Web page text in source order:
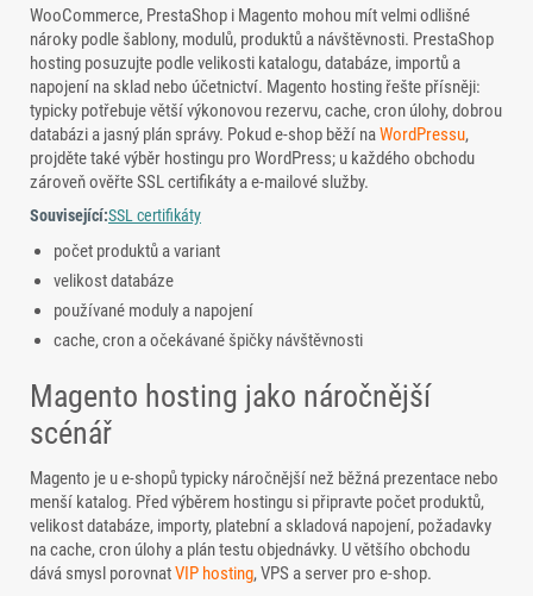
WooCommerce, PrestaShop i Magento mohou mít velmi odlišné
nároky podle šablony, modulů, produktů a návštěvnosti. PrestaShop
hosting posuzujte podle velikosti katalogu, databáze, importů a
napojení na sklad nebo účetnictví. Magento hosting řešte přísněji:
typicky potřebuje větší výkonovou rezervu, cache, cron úlohy, dobrou
databázi a jasný plán správy. Pokud e-shop běží naWordPressu,
projděte také výběr hostingu pro WordPress; u každého obchodu
zároveň ověřte SSL certifikáty a e-mailové služby.
Související:SSL certifikáty
počet produktů a variant
velikost databáze
používané moduly a napojení
cache, cron a očekávané špičky návštěvnosti
Magento hosting jako náročnější
scénář
Magento je u e-shopů typicky náročnější než běžná prezentace nebo
menší katalog. Před výběrem hostingu si připravte počet produktů,
velikost databáze, importy, platební a skladová napojení, požadavky
na cache, cron úlohy a plán testu objednávky. U většího obchodu
dává smysl porovnatVIP hosting, VPS a server pro e-shop.